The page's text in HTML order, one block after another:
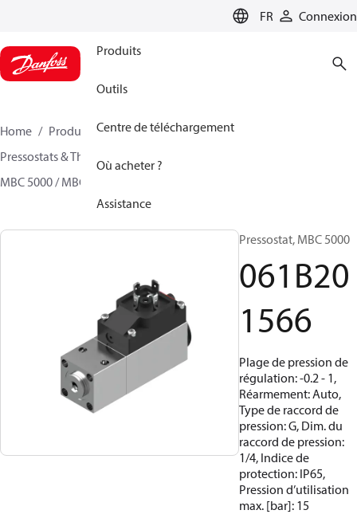
FR Connexion
Produits
Outils
Centre de téléchargement
Où acheter ?
Assistance
Home Produits
Sensing solutions
Pressostats & Thermostats
MBC 5000 / MBC 5100
Pressostat, MBC 5000
061B20
1566
Plage de pression de
régulation: -0.2 - 1,
Réarmement: Auto,
Type de raccord de
pression: G, Dim. du
raccord de pression:
1/4, Indice de
protection: IP65,
Pression d’utilisation
max. [bar]: 15